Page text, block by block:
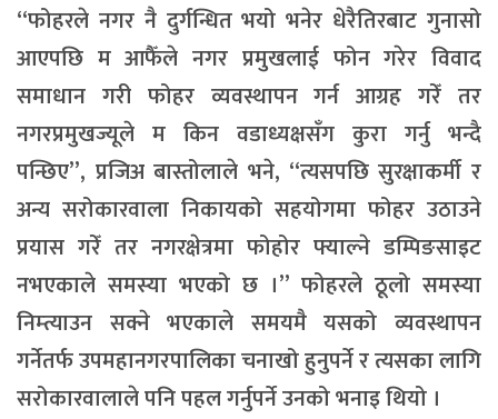
“फोहरले नगर नै दुर्गन्धित भयो भनेर धेरैतिरबाट गुनासो
आएपछि म आफैँले नगर प्रमुखलाई फोन गरेर विवाद
समाधान गरी फोहर व्यवस्थापन गर्न आग्रह गरेँ तर
नगरप्रमुखज्यूले म किन वडाध्यक्षसँग कुरा गर्नु भन्दै
पन्छिए”, प्रजिअ बास्तोलाले भने, “त्यसपछि सुरक्षाकर्मी र
अन्य सरोकारवाला निकायको सहयोगमा फोहर उठाउने
प्रयास गरेँ तर नगरक्षेत्रमा फोहोर फ्याल्ने डम्पिङसाइट
नभएकाले समस्या भएको छ ।” फोहरले ठूलो समस्या
निम्त्याउन सक्ने भएकाले समयमै यसको व्यवस्थापन
गर्नेतर्फ उपमहानगरपालिका चनाखो हुनुपर्ने र त्यसका लागि
सरोकारवालाले पनि पहल गर्नुपर्ने उनको भनाइ थियो ।